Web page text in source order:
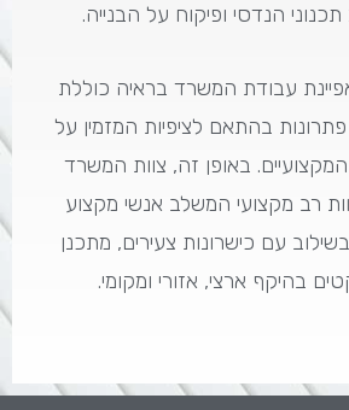
הנדסי ופיקוח על הבנייה.
עבודת המשרד בראיה כוללת
בהתאם לציפיות המזמין על
באופן זה, צוות המשרד
רב מקצועי המשלב אנשי מקצוע
בשילוב עם כישרונות צעירים, מתכנן
בהיקף ארצי, אזורי ומקומי.